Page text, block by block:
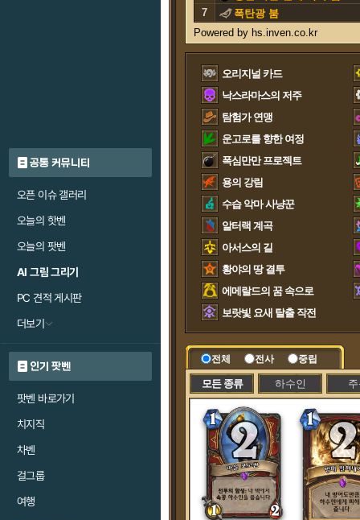
공통 커뮤니티
오픈 이슈 갤러리
오늘의 핫벤
오늘의 팟벤
AI 그림 그리기
PC 견적 게시판
더보기
인기 팟벤
팟벤 바로가기
치지직
차벤
걸그룹
여행
7
폭탄광 붐
오리지널 카드
낙스라마스의 저주
탐험가 연맹
운고로를 향한 여정
폭심만만 프로젝트
용의 강림
수습 악마 사냥꾼
알터랙 계곡
아서스의 길
황야의 땅 결투
에메랄드의 꿈 속으로
보랏빛 요새 탈출 작전
전체 전사 중립
모든 종류 하수인